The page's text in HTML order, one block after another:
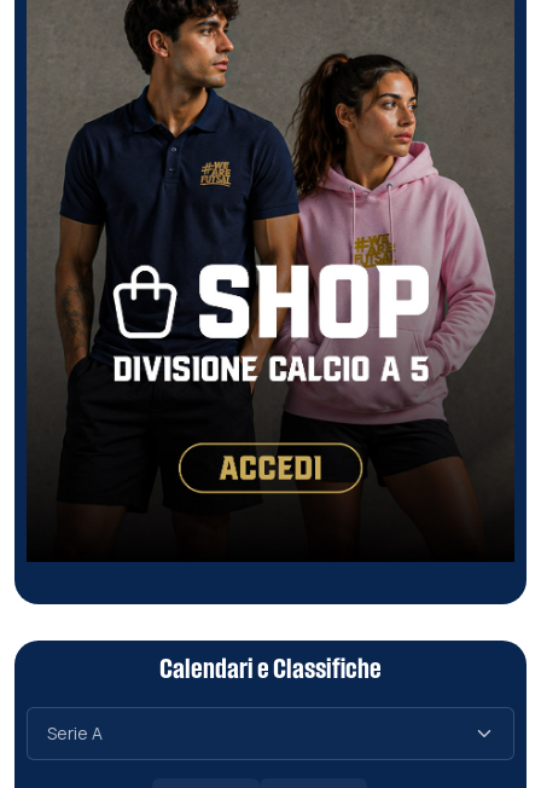
Calendari e Classifiche